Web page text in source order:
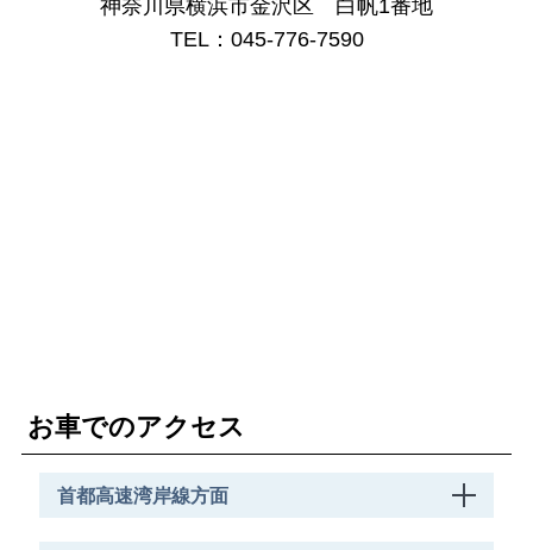
オーナー 利用
神奈川県横浜市金沢区 白帆1番地
TEL：045-776-7590
お車でのアクセス
首都高速湾岸線方面